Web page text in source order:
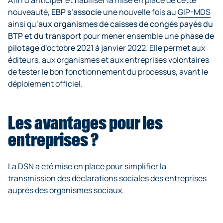
nouveauté, EBP s’associeune nouvelle fois auGIP-MDS
ainsi qu’aux organismes de caisses de congés payés du
BTP et du transport pour mener ensemble unephase de
pilotaged’octobre 2021 à janvier 2022. Elle permet aux
éditeurs, aux organismes et aux entreprises volontaires
de tester le bon fonctionnement du processus, avant le
déploiement officiel.
Les avantages pour les
entreprises ?
La DSN a été mise en place pour simplifier la
transmission des déclarations sociales des entreprises
auprès des organismes sociaux.